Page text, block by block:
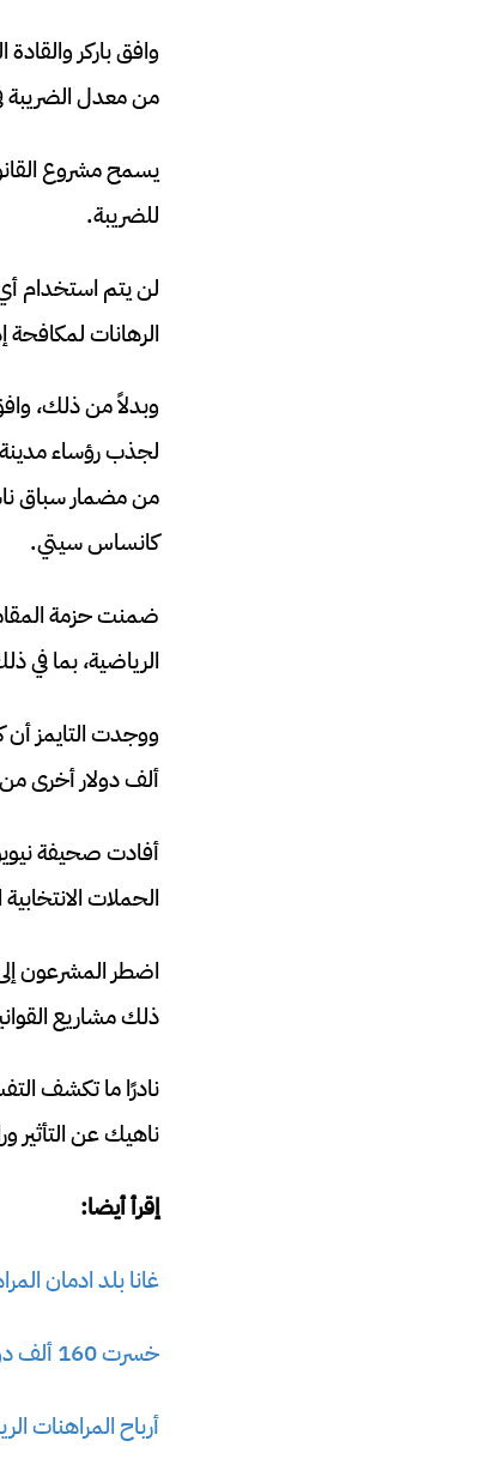
من معدل الضريبة
يسمح مشروع
للضريبة.
الرهانات لمكافحة
وبدلاً من ذلك،
من مضمار سباق
كانساس سيتي.
ضمنت حزمة
الرياضية، بما في
ألف دولار أخرى
أفادت صحيفة
الحملات
اضطر المشرعون
ذلك مشاريع
نادرًا ما تكشف
ناهيك عن التأثير
إقرأ أيضا:
غانا بلد ادمان
خسرت 160 ألف دولار في مباراة السعودية ضد الأرجنتين
أرباح المراهنات